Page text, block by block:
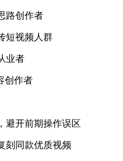
路创作者
短视频人群
业者
创作者
避开前期操作误区
刻同款优质视频